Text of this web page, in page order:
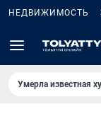
НЕДВИЖИМОСТЬ
Умерла известная